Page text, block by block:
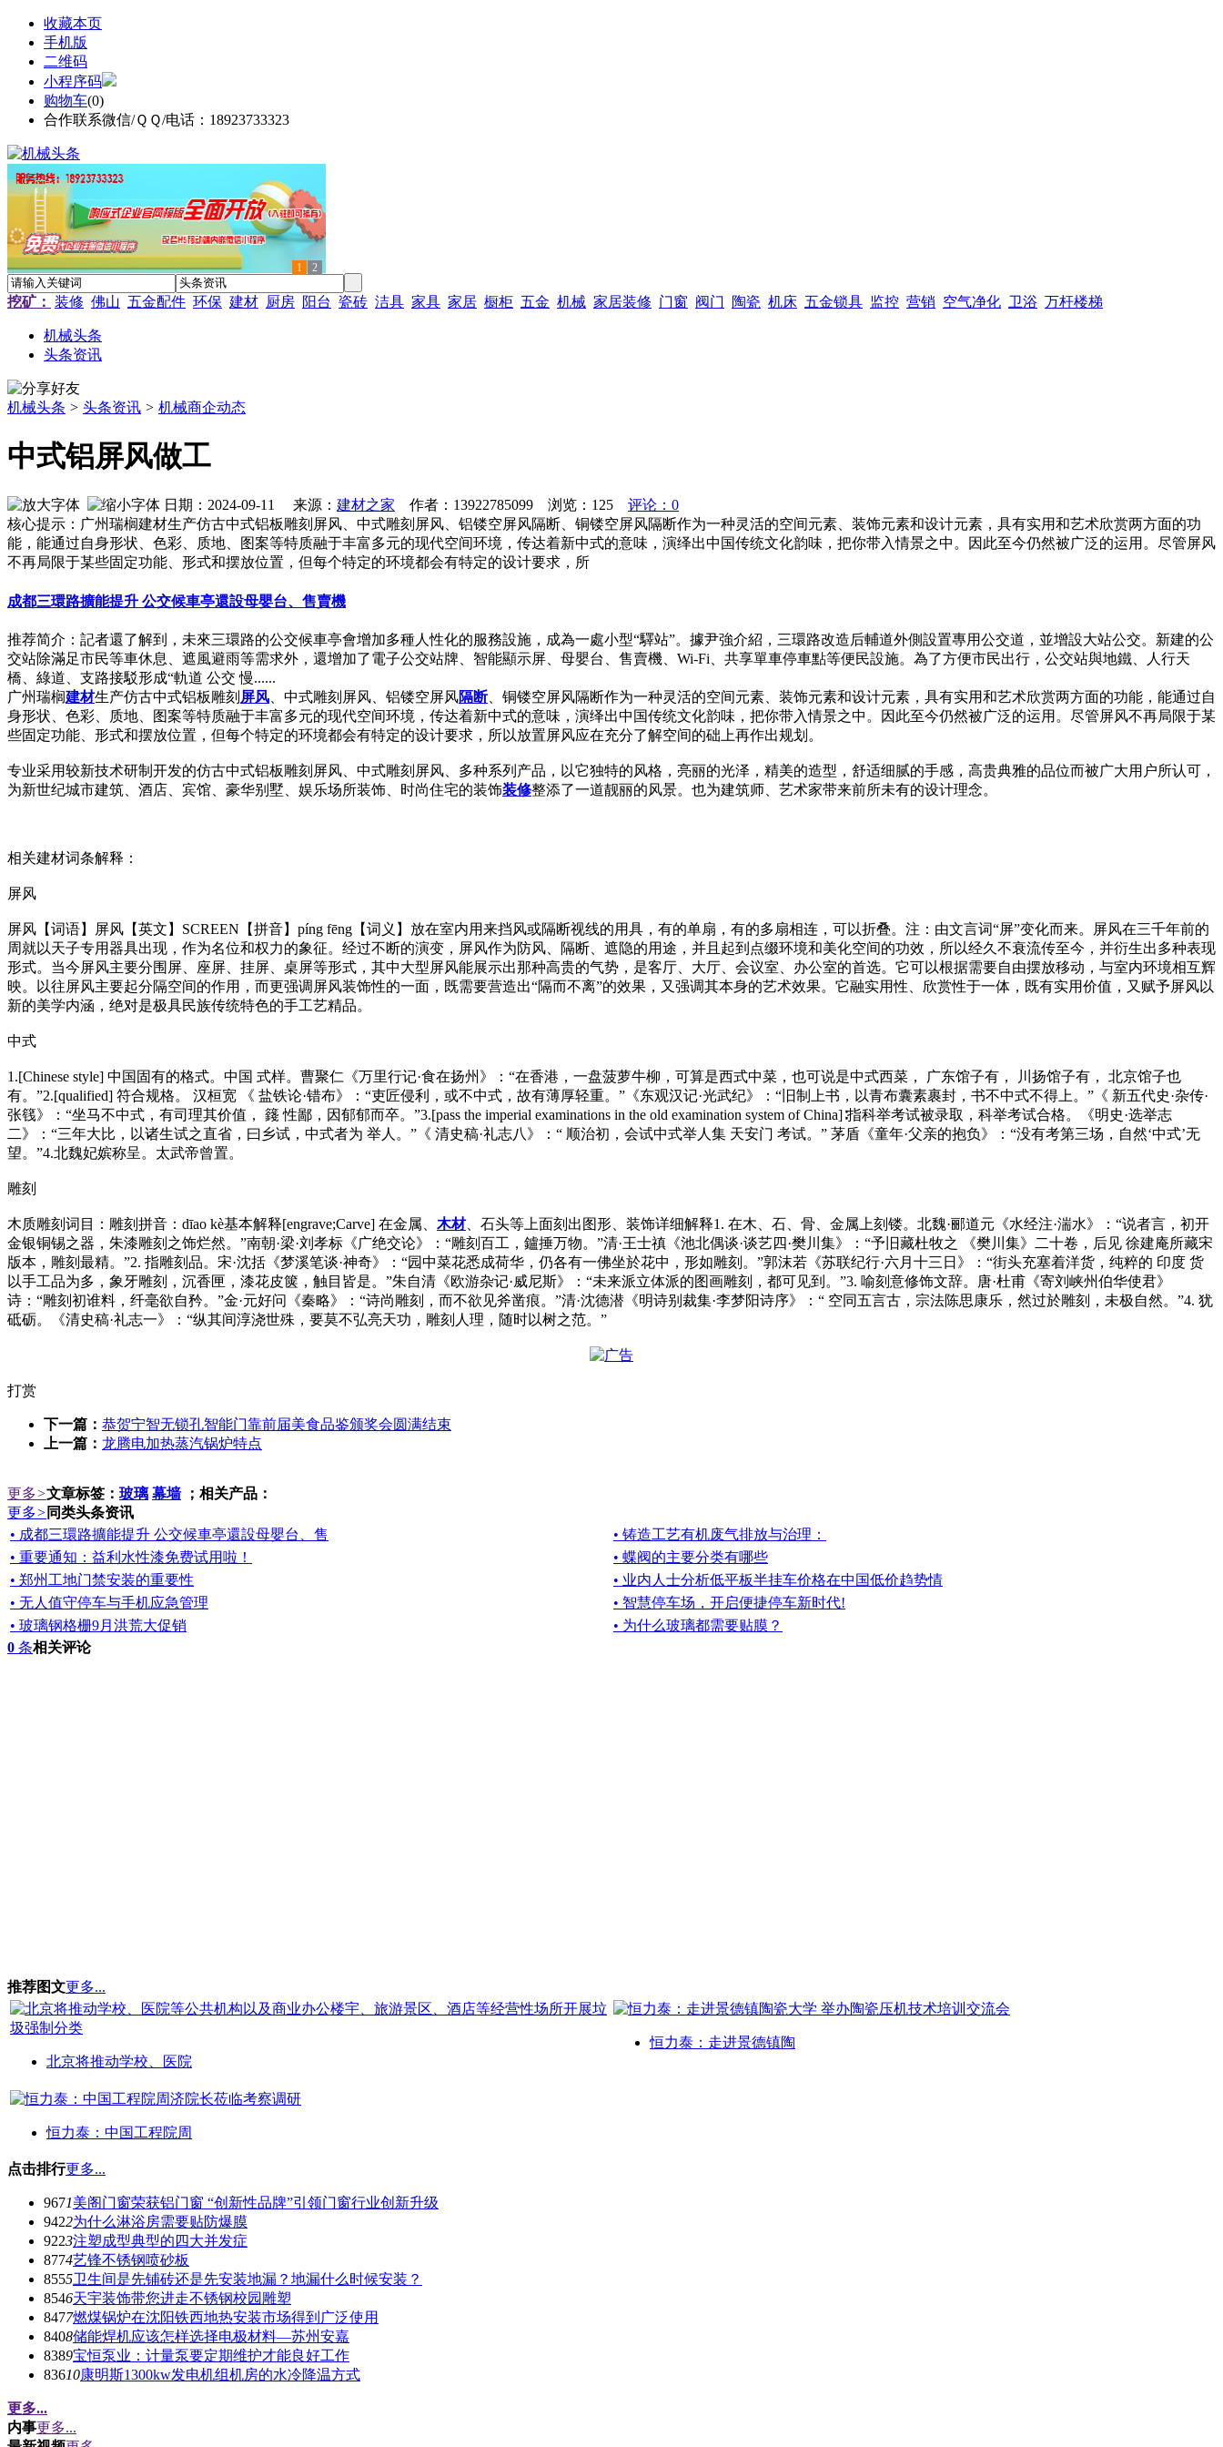
收藏本页
手机版
二维码
小程序码
购物车(0)
合作联系微信/ＱＱ/电话：18923733323
1 2
挖矿： 装修 佛山 五金配件 环保 建材 厨房 阳台 瓷砖 洁具 家具 家居 橱柜 五金 机械 家居装修 门窗 阀门 陶瓷 机床 五金锁具 监控 营销 空气净化 卫浴 万杆楼梯
机械头条
头条资讯
机械头条 > 头条资讯 > 机械商企动态
中式铝屏风做工
日期：2024-09-11 来源： 建材之家 作者：13922785099 浏览： 125
评论：0
核心提示：广州瑞榈建材生产仿古中式铝板雕刻屏风、中式雕刻屏风、铝镂空屏风隔断、铜镂空屏风隔断作为一种灵活的空间元素、装饰元素和设计元素，具有实用和艺术欣赏两方面的功
能，能通过自身形状、色彩、质地、图案等特质融于丰富多元的现代空间环境，传达着新中式的意味，演绎出中国传统文化韵味，把你带入情景之中。因此至今仍然被广泛的运用。尽管屏风
不再局限于某些固定功能、形式和摆放位置，但每个特定的环境都会有特定的设计要求，所
成都三環路擴能提升 公交候車亭還設母嬰台、售賣機
推荐简介：記者還了解到，未來三環路的公交候車亭會增加多種人性化的服務設施，成為一處小型“驛站”。據尹強介紹，三環路改造后輔道外側設置專用公交道，並增設大站公交。新建的公
交站除滿足市民等車休息、遮風避雨等需求外，還增加了電子公交站牌、智能顯示屏、母嬰台、售賣機、Wi-Fi、共享單車停車點等便民設施。為了方便市民出行，公交站與地鐵、人行天
橋、綠道、支路接駁形成“軌道 公交 慢......
广州瑞榈建材生产仿古中式铝板雕刻 屏风 、中式雕刻屏风、铝镂空屏风隔断、铜镂空屏风隔断作为一种灵活的空间元素、装饰元素和设计元素，具有实用和艺术欣赏两方面的功能，能通过自
身形状、色彩、质地、图案等特质融于丰富多元的现代空间环境，传达着新中式的意味，演绎出中国传统文化韵味，把你带入情景之中。因此至今仍然被广泛的运用。尽管屏风不再局限于某
些固定功能、形式和摆放位置，但每个特定的环境都会有特定的设计要求，所以放置屏风应在充分了解空间的础上再作出规划。
专业采用较新技术研制开发的仿古中式铝板雕刻屏风、中式雕刻屏风、多种系列产品，以它独特的风格，亮丽的光泽，精美的造型，舒适细腻的手感，高贵典雅的品位而被广大用户所认可，
为新世纪城市建筑、酒店、宾馆、豪华别墅、娱乐场所装饰、时尚住宅的装饰装修整添了一道靓丽的风景。也为建筑师、艺术家带来前所未有的设计理念。
相关建材词条解释：
屏风
屏风【词语】屏风【英文】SCREEN【拼音】píng fēng【词义】放在室内用来挡风或隔断视线的用具，有的单扇，有的多扇相连，可以折叠。注：由文言词“屏”变化而来。屏风在三千年前的
周就以天子专用器具出现，作为名位和权力的象征。经过不断的演变，屏风作为防风、隔断、遮隐的用途，并且起到点缀环境和美化空间的功效，所以经久不衰流传至今，并衍生出多种表现
形式。当今屏风主要分围屏、座屏、挂屏、桌屏等形式，其中大型屏风能展示出那种高贵的气势，是客厅、大厅、会议室、办公室的首选。它可以根据需要自由摆放移动，与室内环境相互辉
映。以往屏风主要起分隔空间的作用，而更强调屏风装饰性的一面，既需要营造出“隔而不离”的效果，又强调其本身的艺术效果。它融实用性、欣赏性于一体，既有实用价值，又赋予屏风以
新的美学内涵，绝对是极具民族传统特色的手工艺精品。
中式
1.[Chinese style] 中国固有的格式。中国 式样。曹聚仁《万里行记·食在扬州》：“在香港，一盘菠萝牛柳，可算是西式中菜，也可说是中式西菜， 广东馆子有， 川扬馆子有， 北京馆子也
有。”2.[qualified] 符合规格。 汉桓宽 《 盐铁论·错布》：“吏匠侵利，或不中式，故有薄厚轻重。”《东观汉记·光武纪》：“旧制上书，以青布囊素裹封，书不中式不得上。”《 新五代史·杂传·
张篯》：“坐马不中式，有司理其价值， 籛 性鄙，因郁郁而卒。”3.[pass the imperial examinations in the old examination system of China]∶指科举考试被录取，科举考试合格。《明史·选举志
二》：“三年大比，以诸生试之直省，曰乡试，中式者为 举人。”《 清史稿·礼志八》：“ 顺治初，会试中式举人集 天安门 考试。” 茅盾《童年·父亲的抱负》：“没有考第三场，自然‘中式’无
望。”4.北魏妃嫔称呈。太武帝曾置。
雕刻
木质雕刻词目：雕刻拼音：dīao kè基本解释[engrave;Carve] 在金属、 木材、石头等上面刻出图形、装饰详细解释1. 在木、石、骨、金属上刻镂。北魏·郦道元《水经注·湍水》：“说者言，初开
金银铜锡之器，朱漆雕刻之饰烂然。”南朝·梁·刘孝标《广绝交论》：“雕刻百工，鑪捶万物。”清·王士禛《池北偶谈·谈艺四·樊川集》：“予旧藏杜牧之 《樊川集》二十卷，后见 徐建庵所藏宋
版本，雕刻最精。”2. 指雕刻品。宋·沈括《梦溪笔谈·神奇》：“园中菜花悉成荷华，仍各有一佛坐於花中，形如雕刻。”郭沫若《苏联纪行·六月十三日》：“街头充塞着洋货，纯粹的 印度 货
以手工品为多，象牙雕刻，沉香匣，漆花皮箧，触目皆是。”朱自清《欧游杂记·威尼斯》：“未来派立体派的图画雕刻，都可见到。”3. 喻刻意修饰文辞。唐·杜甫《寄刘峡州伯华使君》
诗：“雕刻初谁料，纤毫欲自矜。”金·元好问《秦略》：“诗尚雕刻，而不欲见斧凿痕。”清·沈德潜《明诗别裁集·李梦阳诗序》：“ 空同五言古，宗法陈思康乐，然过於雕刻，未极自然。”4. 犹
砥砺。《清史稿·礼志一》：“纵其间淳浇世殊，要莫不弘亮天功，雕刻人理，随时以树之范。”
打赏
下一篇： 恭贺宁智无锁孔智能门靠前届美食品鉴颁奖会圆满结束
上一篇： 龙腾电加热蒸汽锅炉特点
更多>文章标签： 玻璃 幕墙；相关产品：
更多> 同类头条资讯
• 成都三環路擴能提升 公交候車亭還設母嬰台、售
• 铸造工艺有机废气排放与治理：
• 重要通知：益利水性漆免费试用啦！
• 蝶阀的主要分类有哪些
• 郑州工地门禁安装的重要性
• 业内人士分析低平板半挂车价格在中国低价趋势情
• 无人值守停车与手机应急管理
• 智慧停车场，开启便捷停车新时代!
• 玻璃钢格栅9月洪荒大促销
• 为什么玻璃都需要贴膜？
0 条相关评论
推荐图文更多...
北京将推动学校、医院
恒力泰：走进景德镇陶
恒力泰：中国工程院周
点击排行更多...
9671美阁门窗荣获铝门窗 “创新性品牌”引领门窗行业创新升级
9422为什么淋浴房需要贴防爆膜
9223注塑成型典型的四大并发症
8774艺锋不锈钢喷砂板
8555卫生间是先铺砖还是先安装地漏？地漏什么时候安装？
8546天宇装饰带您进走不锈钢校园雕塑
8477燃煤锅炉在沈阳铁西地热安装市场得到广泛使用
8408储能焊机应该怎样选择电极材料—苏州安嘉
8389宝恒泵业：计量泵要定期维护才能良好工作
83610康明斯1300kw发电机组机房的水冷降温方式
更多...
内事更多...